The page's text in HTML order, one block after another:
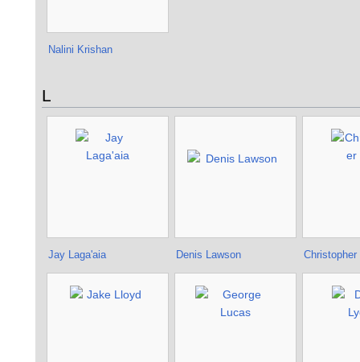
Nalini Krishan
L
Jay Laga'aia Denis Lawson Christopher